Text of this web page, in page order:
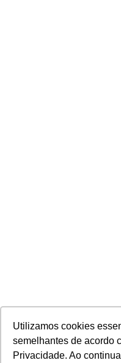
Utilizamos cookies
semelhantes de acordo
Privacidade. Ao